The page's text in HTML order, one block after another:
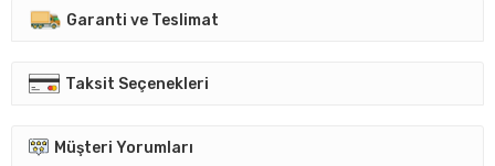
Garanti ve Teslimat
Taksit Seçenekleri
Müşteri Yorumları